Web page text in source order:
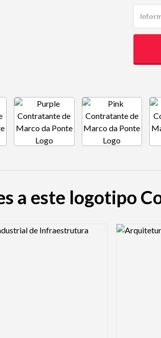
a este logotipo
Image Logo